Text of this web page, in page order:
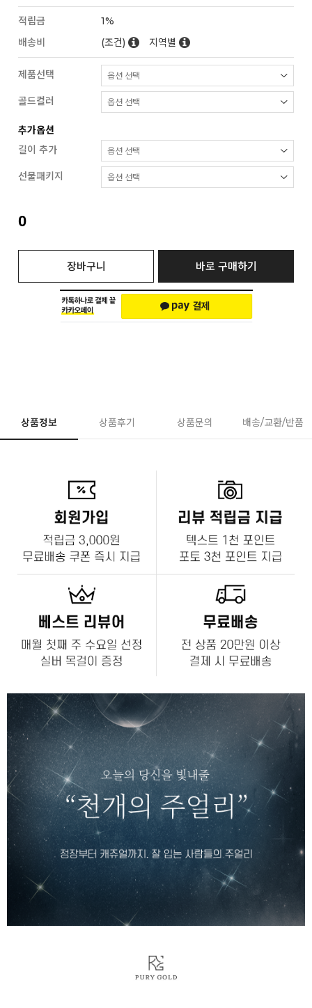
적립금
1%
배송비
(조건) 지역별
제품선택
골드컬러
추가옵션
길이 추가
선물패키지
0
장바구니 바로 구매하기
상품정보 상품후기 상품문의 배송/교환/반품